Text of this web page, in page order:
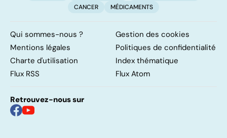
CANCER
MÉDICAMENTS
Qui sommes-nous ?
Gestion des cookies
Mentions légales
Politiques de confidentialité
Charte d'utilisation
Index thématique
Flux RSS
Flux Atom
Retrouvez-nous sur